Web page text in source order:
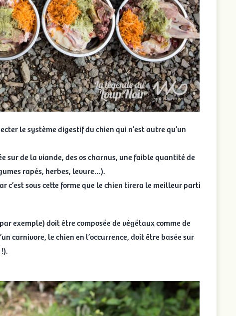
le système digestif du chien qui n’est autre qu’un
sur de la viande, des os charnus, une faible quantité de
rapés, herbes, levure…).
c’est sous cette forme que le chien tirera le meilleur parti
exemple) doit être composée de végétaux comme de
carnivore, le chien en l’occurrence, doit être basée sur